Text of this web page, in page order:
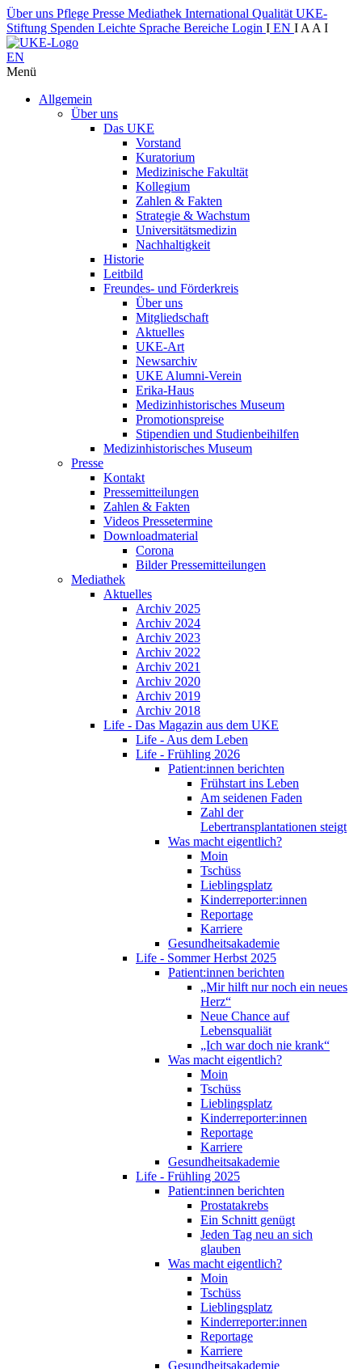
Über uns Pflege Presse Mediathek International Qualität UKE-
Stiftung Spenden Leichte Sprache Bereiche Login I EN I A A I
EN
Menü
Allgemein
Über uns
Das UKE
Vorstand
Kuratorium
Medizinische Fakultät
Kollegium
Zahlen & Fakten
Strategie & Wachstum
Universitätsmedizin
Nachhaltigkeit
Historie
Leitbild
Freundes- und Förderkreis
Über uns
Mitgliedschaft
Aktuelles
UKE-Art
Newsarchiv
UKE Alumni-Verein
Erika-Haus
Medizinhistorisches Museum
Promotionspreise
Stipendien und Studienbeihilfen
Medizinhistorisches Museum
Presse
Kontakt
Pressemitteilungen
Zahlen & Fakten
Videos Pressetermine
Downloadmaterial
Corona
Bilder Pressemitteilungen
Mediathek
Aktuelles
Archiv 2025
Archiv 2024
Archiv 2023
Archiv 2022
Archiv 2021
Archiv 2020
Archiv 2019
Archiv 2018
Life - Das Magazin aus dem UKE
Life - Aus dem Leben
Life - Frühling 2026
Patient:innen berichten
Frühstart ins Leben
Am seidenen Faden
Zahl der
Lebertransplantationen steigt
Was macht eigentlich?
Moin
Tschüss
Lieblingsplatz
Kinderreporter:innen
Reportage
Karriere
Gesundheitsakademie
Life - Sommer Herbst 2025
Patient:innen berichten
„Mir hilft nur noch ein neues
Herz“
Neue Chance auf
Lebensqualiät
„Ich war doch nie krank“
Was macht eigentlich?
Moin
Tschüss
Lieblingsplatz
Kinderreporter:innen
Reportage
Karriere
Gesundheitsakademie
Life - Frühling 2025
Patient:innen berichten
Prostatakrebs
Ein Schnitt genügt
Jeden Tag neu an sich
glauben
Was macht eigentlich?
Moin
Tschüss
Lieblingsplatz
Kinderreporter:innen
Reportage
Karriere
Gesundheitsakademie